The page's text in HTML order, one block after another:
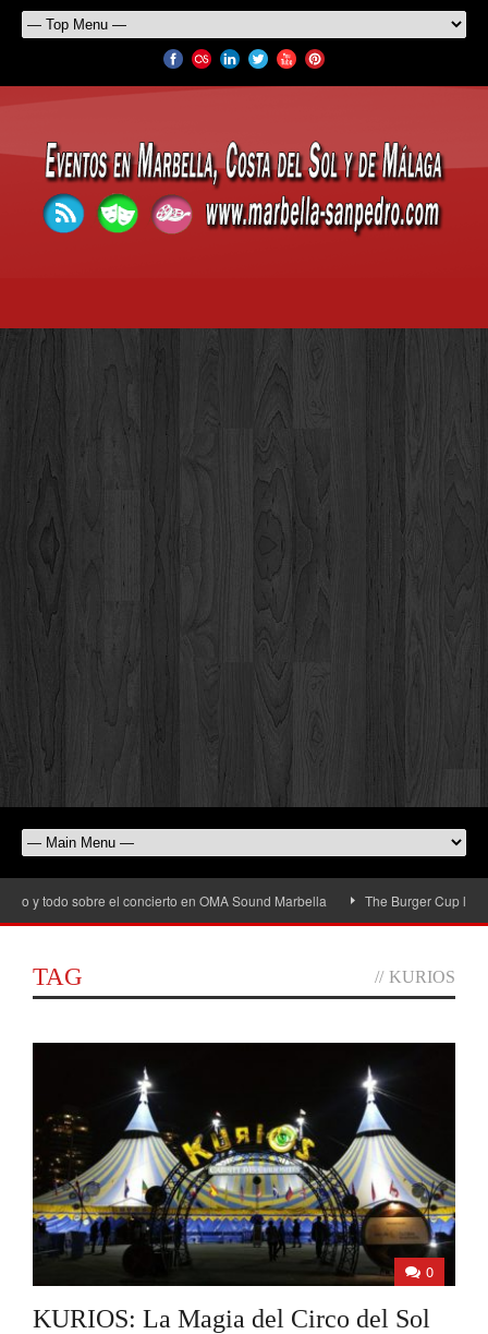
todo sobre el concierto en OMA Sound Marbella The Burger Cup llega
TAG // KURIOS
0
KURIOS: La Magia del Circo del Sol